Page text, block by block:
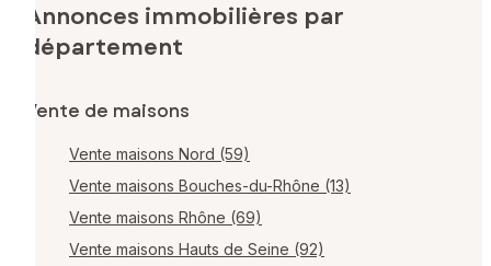
Annonces immobilières par
département
Vente de maisons
Vente maisons Nord (59)
Vente maisons Bouches-du-Rhône (13)
Vente maisons Rhône (69)
Vente maisons Hauts de Seine (92)